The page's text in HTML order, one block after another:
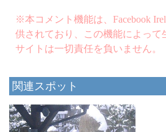
※本コメント機能は、Facebook
供されており、この機能によって
サイトは一切責任を負いません。
関連スポット